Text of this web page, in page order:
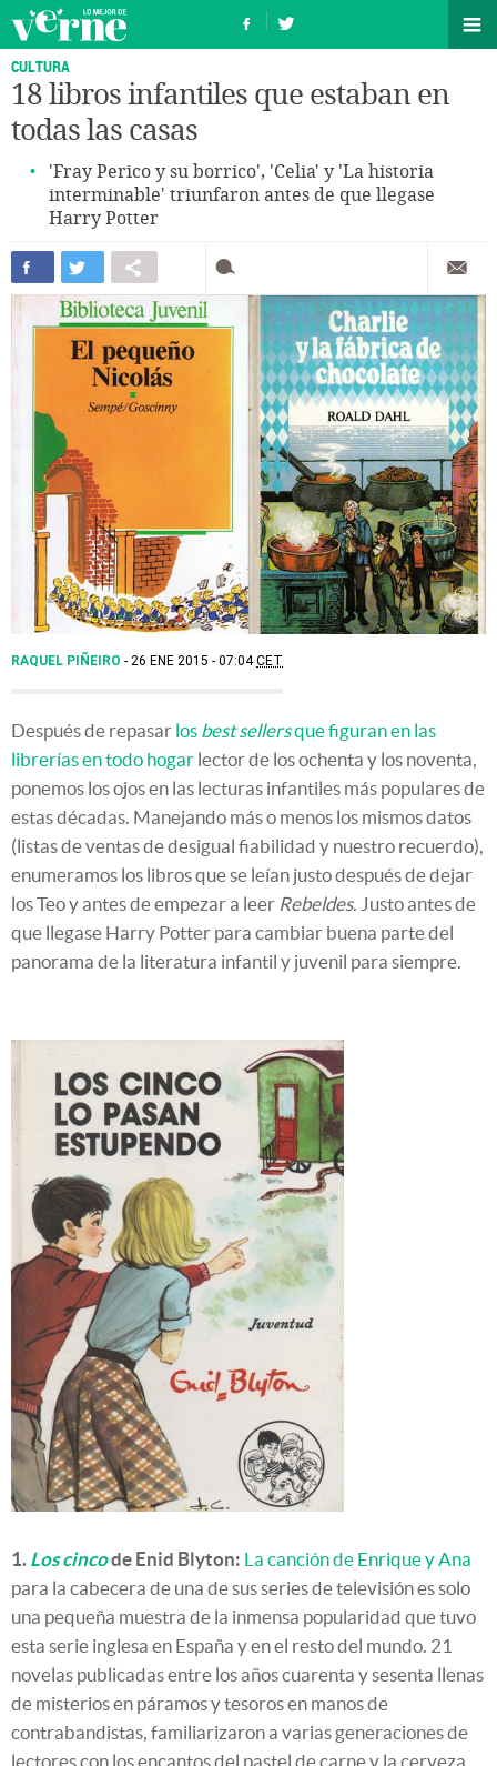
CULTURA
18 libros infantiles que estaban en
todas las casas
'Fray Perico y su borrico', 'Celia' y 'La historia
interminable' triunfaron antes de que llegase
Harry Potter
RAQUEL PIÑEIRO 26 ENE 2015 - 07:04CET
Después de repasar los best sellersque figuran en las
librerías en todo hogar lector de los ochenta y los noventa,
ponemos los ojos en las lecturas infantiles más populares de
estas décadas. Manejando más o menos los mismos datos
(listas de ventas de desigual fiabilidad y nuestro recuerdo),
enumeramos los libros que se leían justo después de dejar
los Teo y antes de empezar a leer Rebeldes. Justo antes de
que llegase Harry Potter para cambiar buena parte del
panorama de la literatura infantil y juvenil para siempre.
1. Los cincode Enid Blyton: La canción de Enrique y Ana
para la cabecera de una de sus series de televisión es solo
una pequeña muestra de la inmensa popularidad que tuvo
esta serie inglesa en España y en el resto del mundo. 21
novelas publicadas entre los años cuarenta y sesenta llenas
de misterios en páramos y tesoros en manos de
contrabandistas, familiarizaron a varias generaciones de
lectores con los encantos del pastel de carne y la cerveza